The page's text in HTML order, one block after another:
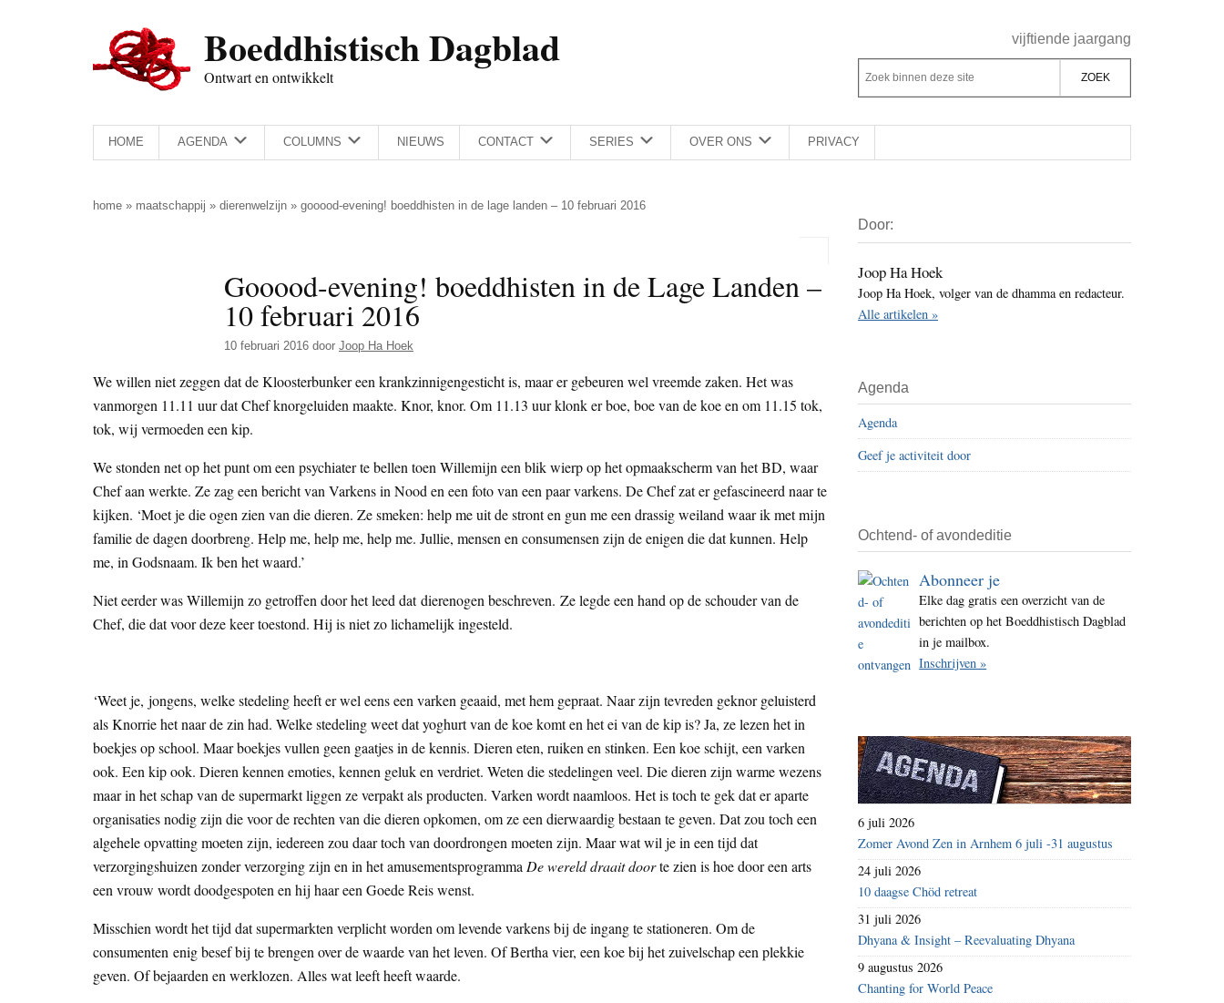
Boeddhistisch Dagblad
Ontwart en ontwikkelt
Rechts
vijftiende jaargang
Z
o
e
k
d
e
z
e
s
t
e
Z
o
k
b
n
n
d
e
s
i
t
e
HOME AGENDA COLUMNS NIEUWS CONTACT SERIES OVER ONS PRIVACY
home » maatschappij » dierenwelzijn » gooood-evening! boeddhisten in de lage landen – 10 februari 2016
Gooood-evening! boeddhisten in de Lage Landen –
10 februari 2016
10 februari 2016 door Joop Ha Hoek
We willen niet zeggen dat de Kloosterbunker een krankzinnigengesticht is, maar er gebeuren wel vreemde zaken. Het was
vanmorgen 11.11 uur dat Chef knorgeluiden maakte. Knor, knor. Om 11.13 uur klonk er boe, boe van de koe en om 11.15 tok,
tok, wij vermoeden een kip.
We stonden net op het punt om een psychiater te bellen toen Willemijn een blik wierp op het opmaakscherm van het BD, waar
Chef aan werkte. Ze zag een bericht van Varkens in Nood en een foto van een paar varkens. De Chef zat er gefascineerd naar te
kijken. ‘Moet je die ogen zien van die dieren. Ze smeken: help me uit de stront en gun me een drassig weiland waar ik met mijn
familie de dagen doorbreng. Help me, help me, help me. Jullie, mensen en consumensen zijn de enigen die dat kunnen. Help
me, in Godsnaam. Ik ben het waard.’
Niet eerder was Willemijn zo getroffen door het leed dat dierenogen beschreven. Ze legde een hand op de schouder van de
Chef, die dat voor deze keer toestond. Hij is niet zo lichamelijk ingesteld.
‘Weet je, jongens, welke stedeling heeft er wel eens een varken geaaid, met hem gepraat. Naar zijn tevreden geknor geluisterd
als Knorrie het naar de zin had. Welke stedeling weet dat yoghurt van de koe komt en het ei van de kip is? Ja, ze lezen het in
boekjes op school. Maar boekjes vullen geen gaatjes in de kennis. Dieren eten, ruiken en stinken. Een koe schijt, een varken
ook. Een kip ook. Dieren kennen emoties, kennen geluk en verdriet. Weten die stedelingen veel. Die dieren zijn warme wezens
maar in het schap van de supermarkt liggen ze verpakt als producten. Varken wordt naamloos. Het is toch te gek dat er aparte
organisaties nodig zijn die voor de rechten van die dieren opkomen, om ze een dierwaardig bestaan te geven. Dat zou toch een
algehele opvatting moeten zijn, iedereen zou daar toch van doordrongen moeten zijn. Maar wat wil je in een tijd dat
verzorgingshuizen zonder verzorging zijn en in het amusementsprogramma De wereld draait doorte zien is hoe door een arts
een vrouw wordt doodgespoten en hij haar een Goede Reis wenst.
Misschien wordt het tijd dat supermarkten verplicht worden om levende varkens bij de ingang te stationeren. Om de
consumenten enig besef bij te brengen over de waarde van het leven. Of Bertha vier, een koe bij het zuivelschap een plekkie
geven. Of bejaarden en werklozen. Alles wat leeft heeft waarde.
Sidebar
Door:
Joop Ha Hoek
Joop Ha Hoek, volger van de dhamma en redacteur.
Alle artikelen »
Agenda
Agenda
Geef je activiteit door
Ochtend- of avondeditie
Abonneer je
Elke dag gratis een overzicht van de
berichten op het Boeddhistisch Dagblad
in je mailbox.
Inschrijven »
6 juli 2026
Zomer Avond Zen in Arnhem 6 juli -31 augustus
24 juli 2026
10 daagse Chöd retreat
31 juli 2026
Dhyana & Insight – Reevaluating Dhyana
9 augustus 2026
Chanting for World Peace